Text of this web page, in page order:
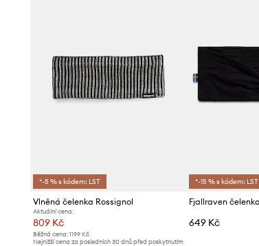
*-5 % s kódem: LST
Vlněná čelenka Rossignol
Aktuální cena:
809 Kč
Běžná cena: 1199 Kč
Nejnižší cena za posledních 30 dnů před poskytnutím
*-15 % s kódem: LST
649 Kč